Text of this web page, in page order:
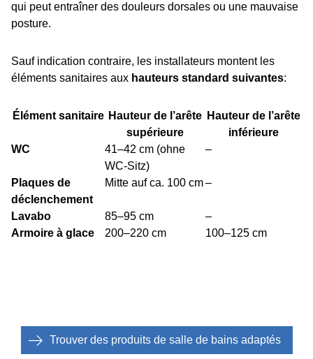
qui peut entraîner des douleurs dorsales ou une mauvaise
posture.
Sauf indication contraire, les installateurs montent les
éléments sanitaires aux hauteurs standard suivantes:
Élément sanitaire Hauteur de l’arête
supérieure
Hauteur de l’arête
inférieure
WC
41–42 cm (ohne
WC-Sitz)
–
Plaques de
déclenchement
Mitte auf ca. 100 cm–
Lavabo 85–95 cm
–
Armoire à glace
200–220 cm 100–125 cm
Trouver des produits de salle de bains adaptés